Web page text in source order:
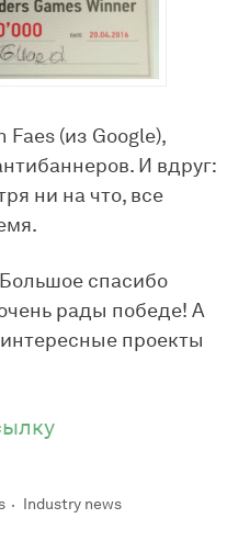
(из Google),
И вдруг:
ни на что, все
спасибо
рады победе! А
проекты
Industry news